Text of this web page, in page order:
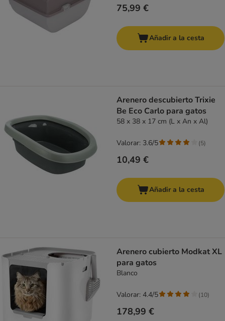
75,99 €
Añadir a la cesta
Arenero descubierto Trixie
Be Eco Carlo para gatos
58 x 38 x 17 cm (L x An x Al)
10,49 €
Valorar: 3.6/5 (5)
Añadir a la cesta
Arenero cubierto Modkat XL
para gatos
Blanco
178,99 €
Valorar: 4.4/5 (10)